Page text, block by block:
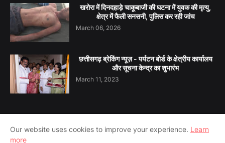
खरोरा में दिनदहाड़े चाकूबाजी की घटना में युवक की मृत्यु,
क्षेत्र में फैली सनसनी, पुलिस कर रही जांच
March 06, 2026
छत्तीसगढ़ ब्रेकिंग न्यूज़ - पर्यटन बोर्ड के क्षेत्रीय कार्यालय
और सूचना केन्द्र का शुभारंभ
March 11, 2023
Home About Us Contact Us
Privacy Policy
Our website uses cookies to improve your experience. Learn
more